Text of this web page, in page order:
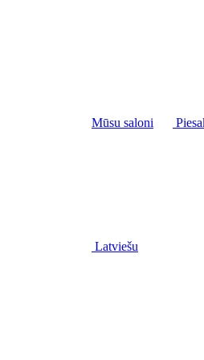
Mūsu saloni
Latviešu